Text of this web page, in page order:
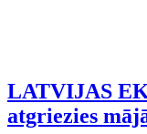
LATVIJAS
atgriezies